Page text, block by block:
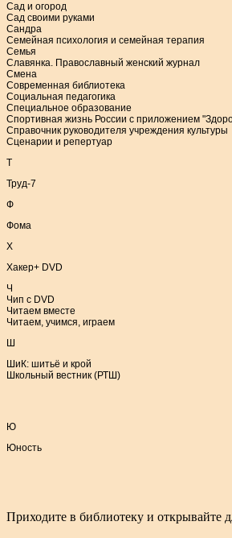
Сад и огород
Сад своими руками
Сандра
Семейная психология и семейная терапия
Семья
Славянка. Православный женский журнал
Смена
Современная библиотека
Социальная педагогика
Специальное образование
Спортивная жизнь России с приложением
Справочник руководителя учреждения культуры
Сценарии и репертуар
Т
Труд-7
Ф
Фома
Х
Хакер+ DVD
Ч
Чип с DVD
Читаем вместе
Читаем, учимся, играем
Ш
ШиК: шитьё и крой
Школьный вестник (РТШ)
Ю
Юность
Приходите в библиотеку и открывайте